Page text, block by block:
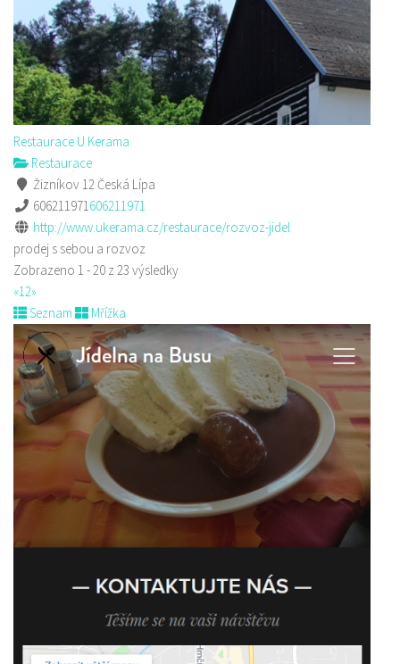
Restaurace U Kerama
Restaurace
Žizníkov 12 Česká Lípa
606211971606211971
http://www.ukerama.cz/restaurace/rozvoz-jidel
prodej s sebou a rozvoz
Zobrazeno 1 - 20 z 23 výsledky
«12»
Seznam
Mřížka